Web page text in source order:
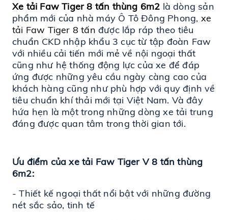
Xe tải Faw Tiger 8 tấn thùng 6m2 là dòng sản
phẩm mới của nhà máy Ô Tô Đông Phong, xe
tải Faw Tiger 8 tấn được lắp ráp theo tiêu
chuẩn CKD nhập khẩu 3 cục từ tập đoàn Faw
với nhiều cải tiến mới mẻ về nội ngoại thất
cũng như hệ thống động lực của xe để đáp
ứng được những yêu cầu ngày càng cao của
khách hàng cũng như phù hợp với quy định về
tiêu chuẩn khí thải mới tại Việt Nam. Và đây
hứa hẹn là một trong những dòng xe tải trung
đáng được quan tâm trong thời gian tới.
Ưu điểm của xe tải Faw Tiger V 8 tấn thùng
6m2:
- Thiết kế ngoại thất nổi bật với những đường
nét sắc sảo, tinh tế